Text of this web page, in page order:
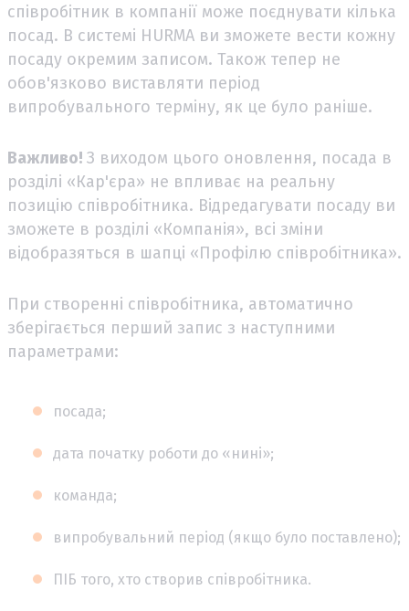
співробітник в компанії може поєднувати кілька
посад. В системі HURMA ви зможете вести кожну
посаду окремим записом. Також тепер не
обов'язково виставляти період
випробувального терміну, як це було раніше.
Важливо! З виходом цього оновлення, посада в
розділі «Кар'єра» не впливає на реальну
позицію співробітника. Відредагувати посаду ви
зможете в розділі «Компанія», всі зміни
відобразяться в шапці «Профілю співробітника».
При створенні співробітника, автоматично
зберігається перший запис з наступними
параметрами:
посада;
дата початку роботи до «нині»;
команда;
випробувальний період (якщо було поставлено);
ПІБ того, хто створив співробітника.